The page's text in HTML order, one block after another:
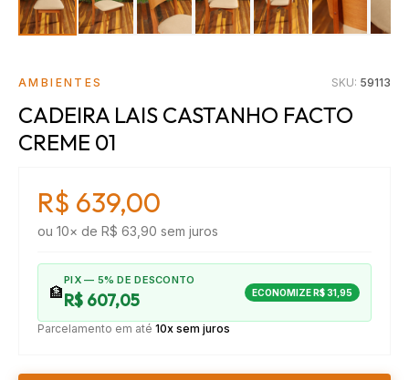
AMBIENTES SKU: 59113
CADEIRA LAIS CASTANHO FACTO
CREME 01
R$ 639,00
ou 10× de R$ 63,90 sem juros
🏦
PIX — 5% DE DESCONTO
R$ 607,05 ECONOMIZE R$ 31,95
Parcelamento em até 10x sem juros